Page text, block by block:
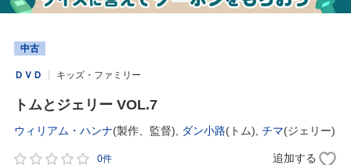
中古
ＤＶＤ キッズ・ファミリー
トムとジェリー VOL.7
ウィリアム・ハンナ(製作、監督), ダン小路(トム), チマ(ジェリー)
0件 追加する